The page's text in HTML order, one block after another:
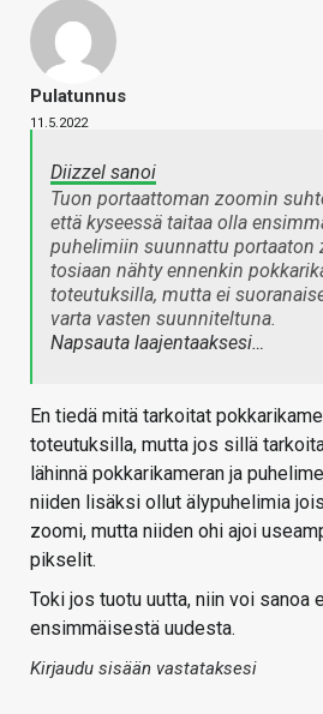
Pulatunnus
11.5.2022
Diizzel sanoi
Tuon portaattoman zoomin
että kyseessä taitaa olla
puhelimiin suunnattu portaaton
tosiaan nähty ennenkin
toteutuksilla, mutta ei
varta vasten suunniteltuna.
Napsauta laajentaaksesi…
En tiedä mitä tarkoitat
toteutuksilla, mutta jos sillä
lähinnä pokkarikameran ja
niiden lisäksi ollut älypuhelimia
zoomi, mutta niiden ohi ajoi
pikselit.
Toki jos tuotu uutta, niin voi sanoa
ensimmäisestä uudesta.
Kirjaudu sisään vastataksesi